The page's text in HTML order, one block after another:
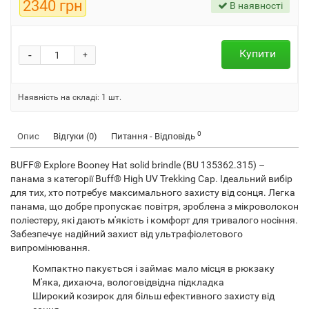
2340 грн В наявності
+
- Купити
Наявність на складі: 1 шт.
Опис Відгуки (0) Питання - Відповідь 0
BUFF® Explore Booney Hat solid brindle (BU 135362.315) –
панама з категорії Buff® High UV Trekking Cap. Ідеальний вибір
для тих, хто потребує максимального захисту від сонця. Легка
панама, що добре пропускає повітря, зроблена з мікроволокон
поліестеру, які дають м'якість і комфорт для тривалого носіння.
Забезпечує надійний захист від ультрафіолетового
випромінювання.
Компактно пакується і займає мало місця в рюкзаку
М'яка, дихаюча, вологовідвідна підкладка
Широкий козирок для більш ефективного захисту від